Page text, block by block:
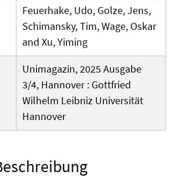
Feuerhake, Udo, Golze, Jens,
Schimansky, Tim, Wage, Oskar
and Xu, Yiming
Unimagazin, 2025 Ausgabe
3/4, Hannover : Gottfried
Wilhelm Leibniz Universität
Hannover